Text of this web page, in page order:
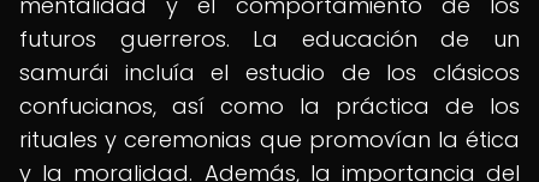
futuros guerreros. La educación de un
samurái incluía el estudio de los clásicos
confucianos, así como la práctica de los
rituales y ceremonias que promovían la ética
y la moralidad. Además, la importancia del